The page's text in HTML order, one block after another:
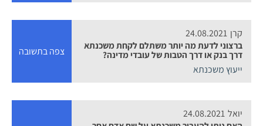
קרן 24.08.2021
ברצוני לדעת מה יותר משתלם לקחת משכנתא
דרך בנק או דרך הטבות של עובדי מדינה?
ייעוץ משכנתא
צפה בתשובה
יואל 24.08.2021